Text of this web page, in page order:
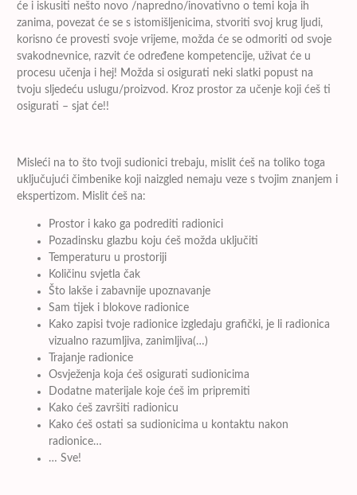
će i iskusiti nešto novo /napredno/inovativno o temi koja ih
zanima, povezat će se s istomišljenicima, stvoriti svoj krug ljudi,
korisno će provesti svoje vrijeme, možda će se odmoriti od svoje
svakodnevnice, razvit će određene kompetencije, uživat će u
procesu učenja i hej! Možda si osigurati neki slatki popust na
tvoju sljedeću uslugu/proizvod. Kroz prostor za učenje koji ćeš ti
osigurati – sjat će!!
Misleći na to što tvoji sudionici trebaju, mislit ćeš na toliko toga
uključujući čimbenike koji naizgled nemaju veze s tvojim znanjem i
ekspertizom. Mislit ćeš na:
Prostor i kako ga podrediti radionici
Pozadinsku glazbu koju ćeš možda uključiti
Temperaturu u prostoriji
Količinu svjetla čak
Što lakše i zabavnije upoznavanje
Sam tijek i blokove radionice
Kako zapisi tvoje radionice izgledaju grafički, je li radionica
vizualno razumljiva, zanimljiva(…)
Trajanje radionice
Osvježenja koja ćeš osigurati sudionicima
Dodatne materijale koje ćeš im pripremiti
Kako ćeš završiti radionicu
Kako ćeš ostati sa sudionicima u kontaktu nakon
radionice…
… Sve!